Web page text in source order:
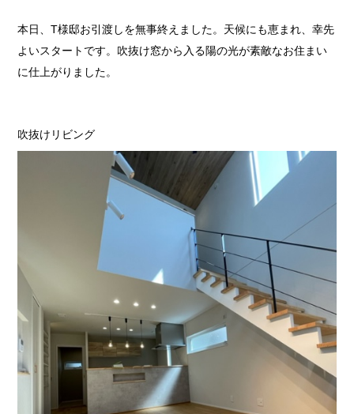
本日、T様邸お引渡しを無事終えました。天候にも恵まれ、幸先
よいスタートです。吹抜け窓から入る陽の光が素敵なお住まい
に仕上がりました。
吹抜けリビング